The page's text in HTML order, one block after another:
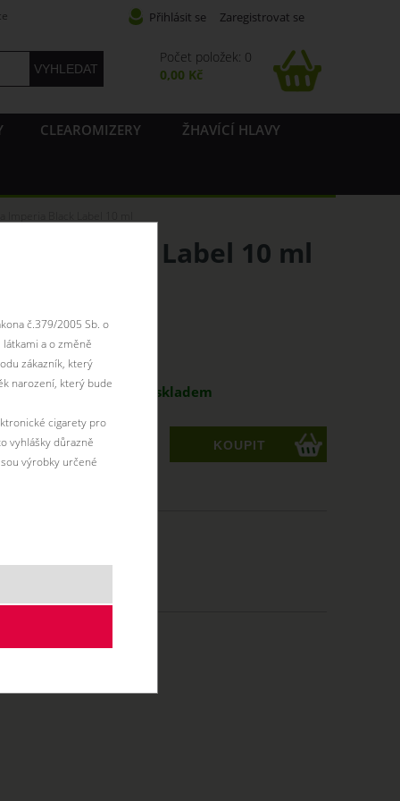
CLEAROMIZERY ŽHAVÍCÍ HLAVY
Přihlásit se Zaregistrovat se
Počet položek: 0
0,00 Kč
Black Label 10 ml
199 Kč skladem
č.379/2005 Sb. o
a o změně
zákazník, který
narození, který bude
cigarety pro
vyhlášky důrazně
výrobky určené